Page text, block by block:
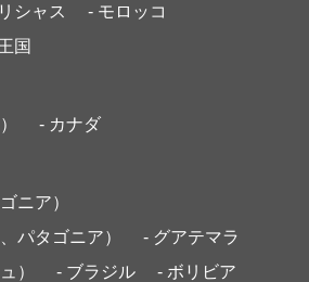
シャス
- モロッコ
国
- カナダ
ニア）
パタゴニア）
- グアテマラ
）
- ブラジル
- ボリビア